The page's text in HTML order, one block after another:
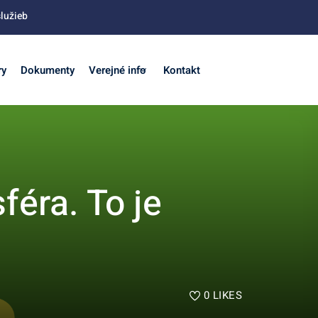
Dokumenty Verejné info Kontakt
To je
0 LIKES